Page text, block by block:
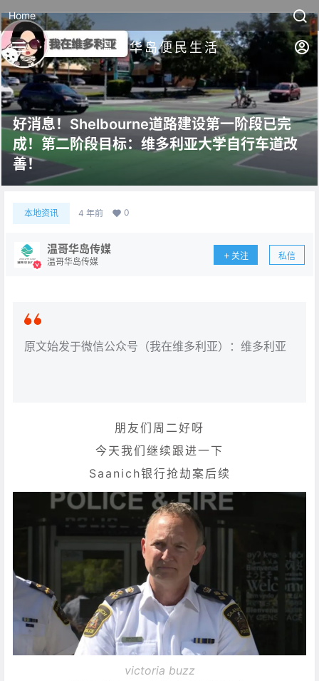
Home
温哥华岛便民生活
好消息！Shelbourne道路建设第一阶段已完
成！第二阶段目标：维多利亚大学自行车道改
善！
本地资讯 4 年前 0
温哥华岛传媒
温哥华岛传媒
关注 私信
原文始发于微信公众号（我在维多利亚）：维多利亚
朋友们周二好呀
今天我们继续跟进一下
Saanich银行抢劫案后续
victoria buzz